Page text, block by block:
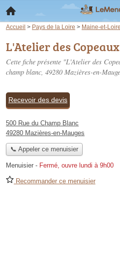
Accueil > Pays de la Loire > Maine-et-Loire
L'Atelier des Copeaux
Cette fiche présente "L'Atelier des
champ blanc, 49280 Mazières-en-
Recevoir des devis
500 Rue du Champ Blanc
49280 Mazières-en-Mauges
📞 Appeler ce menuisier
Menuisier - Fermé, ouvre lundi à 9h00
Recommander ce menuisier